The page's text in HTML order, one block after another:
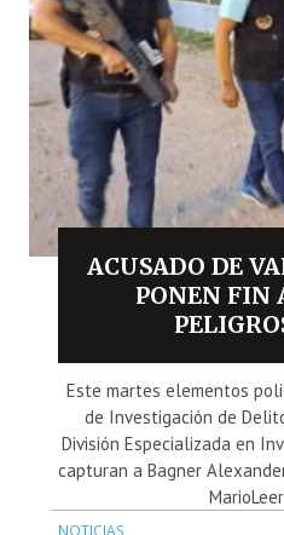
ACUSADO DE
PONEN FIN
Este martes elementos
de Investigación de
División Especializada en
capturan a Bagner